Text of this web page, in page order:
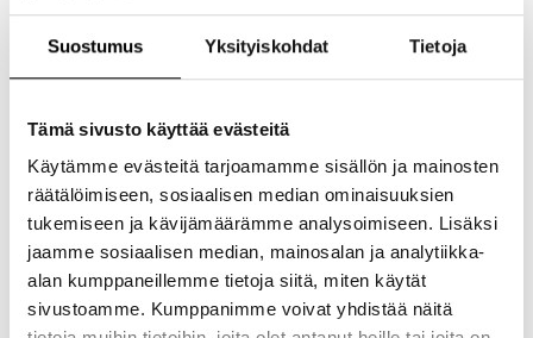
Suostumus Yksityiskohdat Tietoja
Tämä sivusto käyttää evästeitä
Käytämme evästeitä tarjoamamme sisällön ja mainosten
räätälöimiseen, sosiaalisen median ominaisuuksien
tukemiseen ja kävijämäärämme analysoimiseen. Lisäksi
jaamme sosiaalisen median, mainosalan ja analytiikka-
alan kumppaneillemme tietoja siitä, miten käytät
sivustoamme. Kumppanimme voivat yhdistää näitä
PRINK Itis on palvellut asiakkaitaan jo vuodesta 2014.
Olemme erikoistuneet toimistolaitteiden
kulutustarvikkeisiin ja tarjoamme laajan valikoiman
että laadukkaina ja edullisina tarvikevaihtoehtoina – aina
kilpailukykyiseen hintaan.
Valikoimamme kuuluu markkinoiden monipuolisimpiin: yli
3000 tuotteen joukosta löydät helposti myös
harvinaisemmat kasetit. Asiantunteva henkilökuntamme
auttaa sinua valitsemaan juuri oikean tuotteen ja tarjoaa
tukea kaikissa tulostamiseen liittyvissä kysymyksissä.